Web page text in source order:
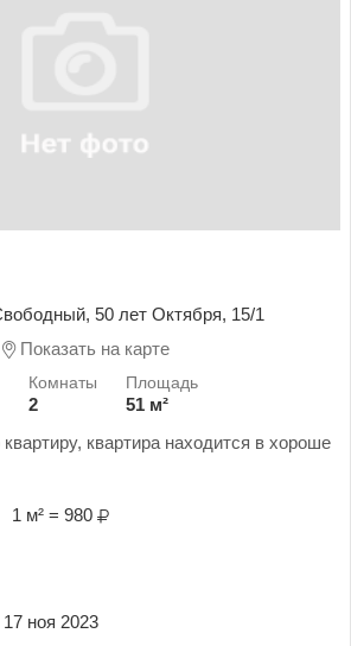
50 лет Октября, 15/1
Показать на карте
2
51 м²
квартира находится в хороше
1 м² = 980
17 ноя 2023